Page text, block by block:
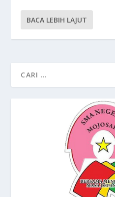
BACA LEBIH LAJUT